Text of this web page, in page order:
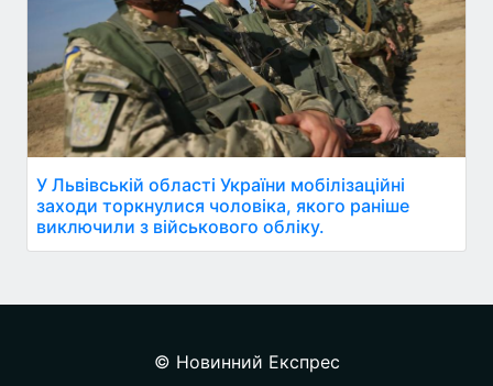
У Львівській області України мобілізаційні
заходи торкнулися чоловіка, якого раніше
виключили з військового обліку.
© Новинний Експрес